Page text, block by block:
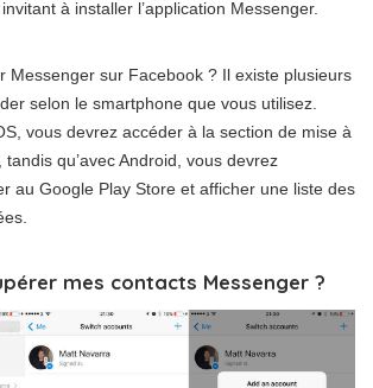
à installer l’application Messenger.
Messenger sur Facebook ? Il existe plusieurs
selon le smartphone que vous utilisez.
vous devrez accéder à la section de mise à
tandis qu’avec Android, vous devrez
au Google Play Store et afficher une liste des
mes contacts Messenger ?